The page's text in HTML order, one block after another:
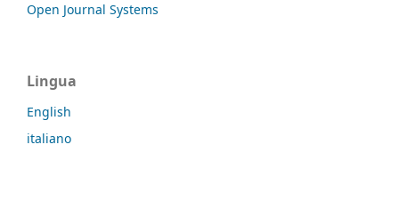
Open Journal Systems
Lingua
English
italiano